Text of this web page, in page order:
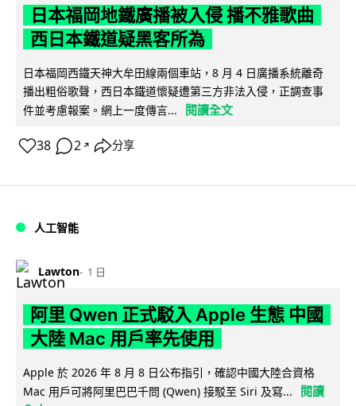
日本福岡地鐵廣播被入侵 播不雅歌曲
西日本鐵道疑黑客所為
日本福岡西鐵天神大牟田線兩個車站，8 月 4 日廣播系統離奇
播出粗俗歌聲，西日本鐵道懷疑遭第三方非法入侵，正調查事
件並考慮報案。網上一度傳言...
閱讀全文
38 2 ↗ 分享
人工智能
Lawton 1 日
阿里 Qwen 正式駁入 Apple 生態 中國
大陸 Mac 用戶率先使用
Apple 於 2026 年 8 月 8 日公布指引，確認中國大陸合資格
Mac 用戶可將阿里巴巴千問 (Qwen) 接駁至 Siri 及寫...
閱讀